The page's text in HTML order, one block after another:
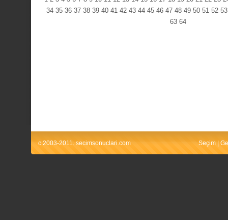
34 35 36 37 38 39 40 41 42 43 44 45 46 47 48 49 50 51 52 53
63 64
c 2003-2011. secimsonuclari.com Seçim